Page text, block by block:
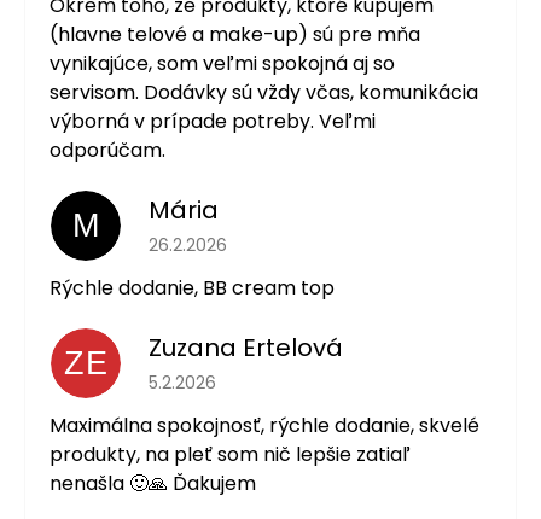
(hlavne telové a make-up) sú pre mňa
vynikajúce, som veľmi spokojná aj so
servisom. Dodávky sú vždy včas, komunikácia
výborná v prípade potreby. Veľmi
odporúčam.
M Mária
Hodnotenie obchodu je 5 z 5 hviezdičiek.
26.2.2026
Rýchle dodanie, BB cream top
ZE Zuzana Ertelová
Hodnotenie obchodu je 5 z 5 hviezdičiek.
5.2.2026
Maximálna spokojnosť, rýchle dodanie, skvelé
produkty, na pleť som nič lepšie zatiaľ
nenašla 🙂🙏 Ďakujem